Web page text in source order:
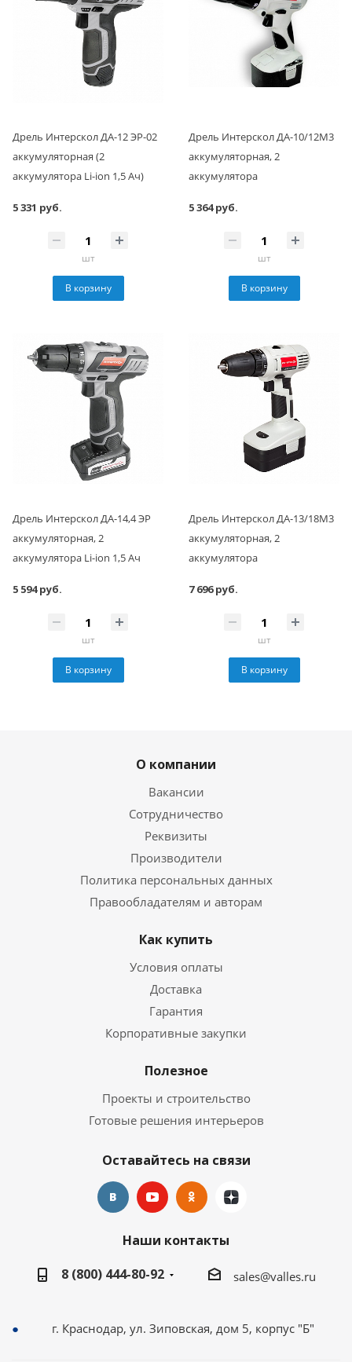
Дрель Интерскол ДА-12 ЭР-02
аккумуляторная (2
аккумулятора Li-ion 1,5 Ач)
5 331 руб.
шт
В корзину
Дрель Интерскол ДА-10/12М3
аккумуляторная, 2
аккумулятора
5 364 руб.
шт
В корзину
Дрель Интерскол ДА-14,4 ЭР
аккумуляторная, 2
аккумулятора Li-ion 1,5 Ач
5 594 руб.
шт
В корзину
Дрель Интерскол ДА-13/18М3
аккумуляторная, 2
аккумулятора
7 696 руб.
шт
В корзину
О компании
Вакансии
Сотрудничество
Реквизиты
Производители
Политика персональных данных
Правообладателям и авторам
Как купить
Условия оплаты
Доставка
Гарантия
Корпоративные закупки
Полезное
Проекты и строительство
Готовые решения интерьеров
Оставайтесь на связи
Наши контакты
8 (800) 444-80-92
sales@valles.ru
г. Краснодар, ул. Зиповская, дом 5, корпус "Б"